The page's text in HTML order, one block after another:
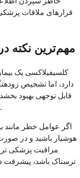
قرارهای ملاقات پزشکی
مهم‌ترین نکته
کلسيفیلاکسی یک
دارد، اما تشخیص
قابل توجهی بهبود
نزدیک با تیم مراقبت‌های بهداشتی شما است.
اگر عوامل خطر مانند
هوشیار باشید و در
مراقبت پزشکی
ترسناک باشد، پیشرفت